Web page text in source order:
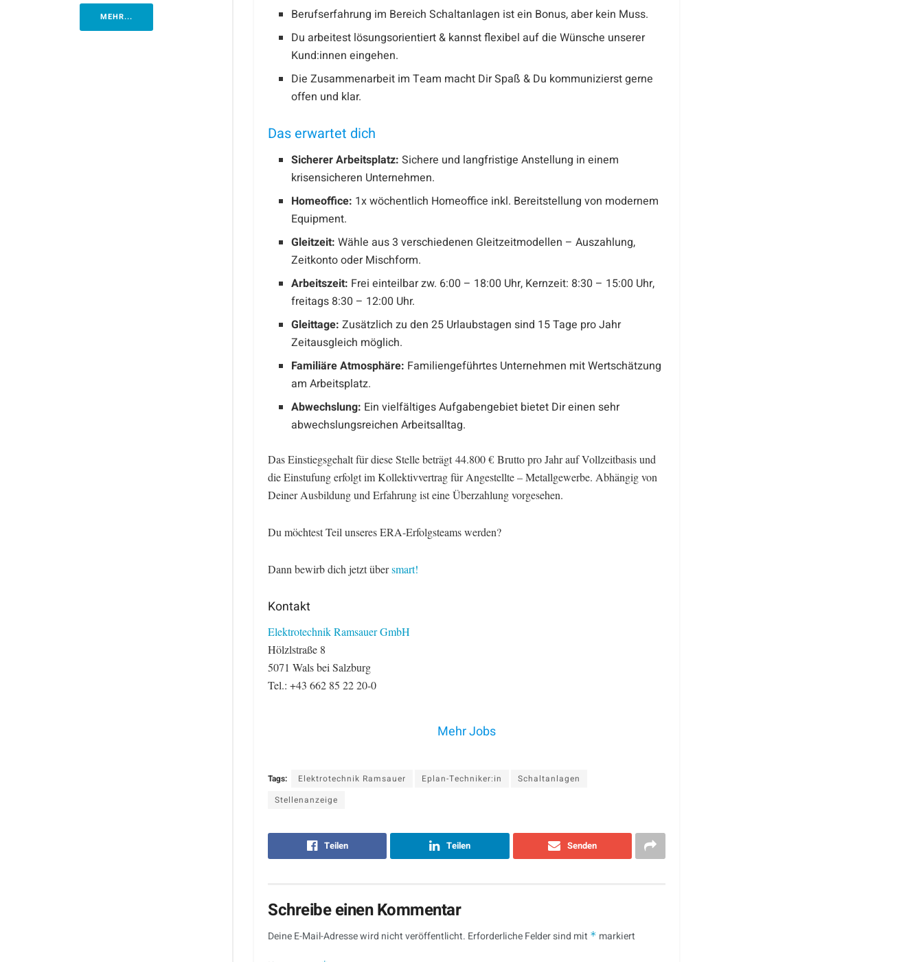
MEHR...
Berufserfahrung im Bereich Schaltanlagen ist ein Bonus, aber kein Muss.
Du arbeitest lösungsorientiert & kannst flexibel auf die Wünsche unserer
Kund:innen eingehen.
Die Zusammenarbeit im Team macht Dir Spaß & Du kommunizierst gerne
offen und klar.
Das erwartet dich
Sicherer Arbeitsplatz: Sichere und langfristige Anstellung in einem
krisensicheren Unternehmen.
Homeoffice: 1x wöchentlich Homeoffice inkl. Bereitstellung von modernem
Equipment.
Gleitzeit: Wähle aus 3 verschiedenen Gleitzeitmodellen – Auszahlung,
Zeitkonto oder Mischform.
Arbeitszeit: Frei einteilbar zw. 6:00 – 18:00 Uhr, Kernzeit: 8:30 – 15:00 Uhr,
freitags 8:30 – 12:00 Uhr.
Gleittage: Zusätzlich zu den 25 Urlaubstagen sind 15 Tage pro Jahr
Zeitausgleich möglich.
Familiäre Atmosphäre: Familiengeführtes Unternehmen mit Wertschätzung
am Arbeitsplatz.
Abwechslung: Ein vielfältiges Aufgabengebiet bietet Dir einen sehr
abwechslungsreichen Arbeitsalltag.
Das Einstiegsgehalt für diese Stelle beträgt 44.800 € Brutto pro Jahr auf Vollzeitbasis und
die Einstufung erfolgt im Kollektivvertrag für Angestellte – Metallgewerbe. Abhängig von
Deiner Ausbildung und Erfahrung ist eine Überzahlung vorgesehen.
Du möchtest Teil unseres ERA-Erfolgsteams werden?
Dann bewirb dich jetzt übersmart!
Kontakt
Elektrotechnik Ramsauer GmbH
Hölzlstraße 8
5071 Wals bei Salzburg
Tel.: +43 662 85 22 20-0
Mehr Jobs
Tags: Elektrotechnik Ramsauer Eplan-Techniker:in
Schaltanlagen
Stellenanzeige
Teilen Teilen Senden
Schreibe einen Kommentar
Deine E-Mail-Adresse wird nicht veröffentlicht. Erforderliche Felder sind mit * markiert